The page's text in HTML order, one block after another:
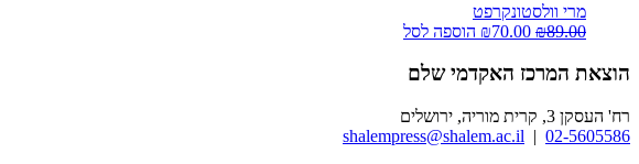
מרי וולסטונקרפט
₪89.00
המחיר
היה:
₪70.00
המחיר
הוא:
₪70.00.
הוספה לסל
הוצאת המרכז האקדמי שלם
רח' העסקן 3, קרית מוריה, ירושלים
shalempress@shalem.ac.il | 02-5605586